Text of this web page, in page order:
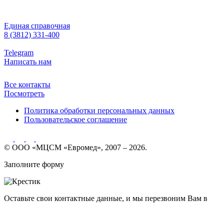
Единая справочная
8 (3812) 331-400
Telegram
Написать нам
Все контакты
Посмотреть
Политика обработки персональных данных
Пользовательское соглашение
© ООО «МЦСМ «Евромед», 2007 – 2026.
Заполните форму
Оставьте свои контактные данные, и мы перезвоним Вам в